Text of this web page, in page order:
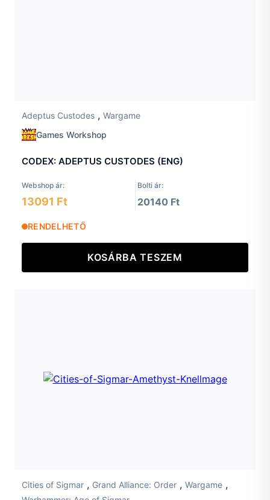
Adeptus Custodes , Wargame
Games Workshop
CODEX: ADEPTUS CUSTODES (ENG)
Webshop ár: Bolti ár:
13091 Ft 20140 Ft
RENDELHETŐ
KOSÁRBA TESZEM
Cities of Sigmar , Grand Alliance: Order , Wargame ,